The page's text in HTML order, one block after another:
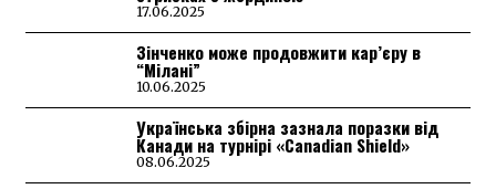
17.06.2025
Зінченко може продовжити кар’єру в
“Мілані”
10.06.2025
Українська збірна зазнала поразки від
Канади на турнірі «Canadian Shield»
08.06.2025